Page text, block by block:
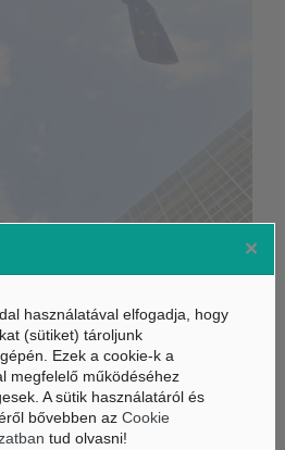
a mesterséges intelligencia
üzemanyag fejlesztése a
önállóbbá tenni a
×
használatával elfogadja, hogy
(sütiket) tároljunk
Ezek a cookie-k a
megfelelő működéséhez
A sütik használatáról és
bővebben az Cookie
tud olvasni!